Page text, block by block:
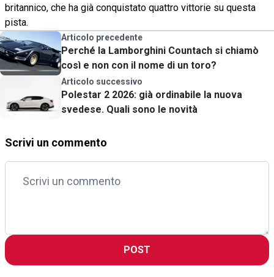
britannico, che ha già conquistato quattro vittorie su questa
pista.
Articolo precedente
Perché la Lamborghini Countach si chiamò
così e non con il nome di un toro?
Articolo successivo
Polestar 2 2026: già ordinabile la nuova
svedese. Quali sono le novità
Scrivi un commento
POST